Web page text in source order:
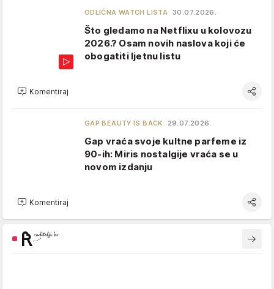
ODLIČNA WATCH LISTA 30.07.2026.
Što gledamo na Netflixu u kolovozu
2026.? Osam novih naslova koji će
obogatiti ljetnu listu
Komentiraj
GAP BEAUTY IS BACK 29.07.2026.
Gap vraća svoje kultne parfeme iz
90-ih: Miris nostalgije vraća se u
novom izdanju
Komentiraj